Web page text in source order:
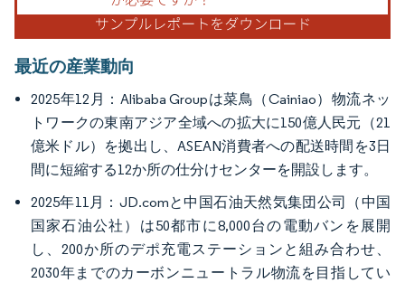
最近の産業動向
2025年12月：Alibaba Groupは菜鳥（Cainiao）物流ネッ
トワークの東南アジア全域への拡大に150億人民元（21
億米ドル）を拠出し、ASEAN消費者への配送時間を3日
間に短縮する12か所の仕分けセンターを開設します。
2025年11月：JD.comと中国石油天然気集団公司（中国
国家石油公社）は50都市に8,000台の電動バンを展開
し、200か所のデポ充電ステーションと組み合わせ、
2030年までのカーボンニュートラル物流を目指してい